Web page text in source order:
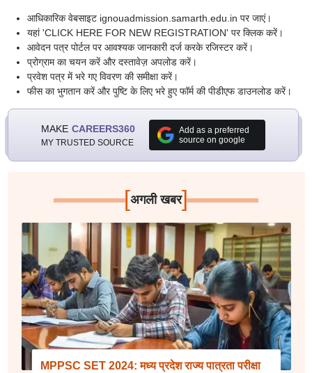
आधिकारिक वेबसाइट ignouadmission.samarth.edu.in पर जाएं।
यहां 'CLICK HERE FOR NEW REGISTRATION' पर क्लिक करें।
आवेदन पत्र पोर्टल पर आवश्यक जानकारी दर्ज करके रजिस्टर करें।
प्रोग्राम का चयन करें और दस्तावेज़ अपलोड करें।
प्रवेश पत्र में भरे गए विवरण की समीक्षा करें।
फीस का भुगतान करें और पुष्टि के लिए भरे हुए फॉर्म की पीडीएफ डाउनलोड करें।
MAKE CAREERS360
MY TRUSTED SOURCE
Add as a preferred
source on google
[अगली खबर]
MPPSC SET 2024: मध्य प्रदेश राज्य पात्रता परीक्षा